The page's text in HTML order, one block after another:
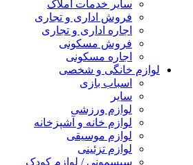
سایر خدمات املاک
فروش اداری و تجاری
اجاره اداری و تجاری
فروش مسکونی
اجاره مسکونی
لوازم خانگی و شخصی
اسباب بازی
سایر
لوازم ورزشی
لوازم خانه و آشپزخانه
لوازم موسیقی
لوازم تزئینی
سیسمونی / لوازم کودک